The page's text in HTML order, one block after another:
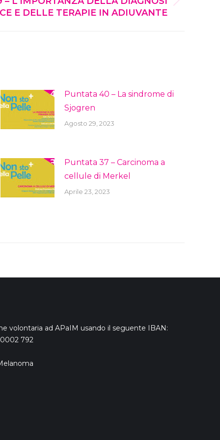
E DELLE TERAPIE IN ADIUVANTE
Puntata 40 – La sindrome di
Sjogren
Agosto 29, 2023
Puntata 37 – Carcinoma a
cellule di Merkel
Aprile 23, 2023
volontaria ad APaIM usando il seguente IBAN:
792